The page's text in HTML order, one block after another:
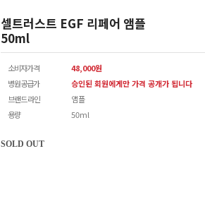
셀트러스트 EGF 리페어 앰플
50ml
소비자가격
48,000원
병원공급가
승인된 회원에게만 가격 공개가 됩니다
브랜드 라인
앰플
용량
50ml
SOLD OUT